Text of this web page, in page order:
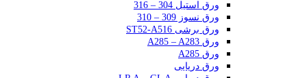
ورق استیل 304 – 316
ورق نسوز 309 – 310
ورق برشی ST52-A516
ورق A285 – A283
ورق A285
ورق دریایی